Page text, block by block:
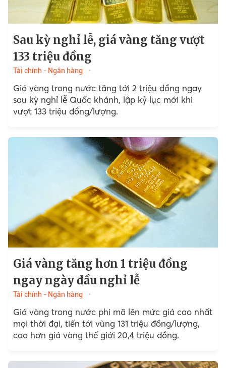
Sau kỳ nghỉ lễ, giá vàng tăng vượt
133 triệu đồng
Tài chính - Ngân hàng
Giá vàng trong nước tăng tới 2 triệu đồng ngay
sau kỳ nghỉ lễ Quốc khánh, lập kỷ lục mới khi
vượt 133 triệu đồng/lượng.
Giá vàng tăng hơn 1 triệu đồng
ngay ngày đầu nghỉ lễ
Tài chính - Ngân hàng
Giá vàng trong nước phi mã lên mức giá cao nhất
mọi thời đại, tiến tới vùng 131 triệu đồng/lượng,
cao hơn giá vàng thế giới 20,4 triệu đồng.